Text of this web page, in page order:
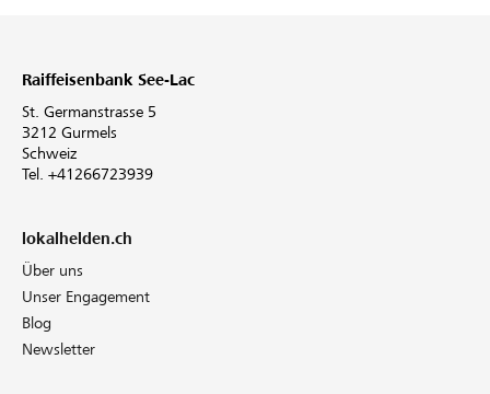
Raiffeisenbank See-Lac
St. Germanstrasse 5
3212 Gurmels
Schweiz
Tel. +41266723939
lokalhelden.ch
Über uns
Unser Engagement
Blog
Newsletter